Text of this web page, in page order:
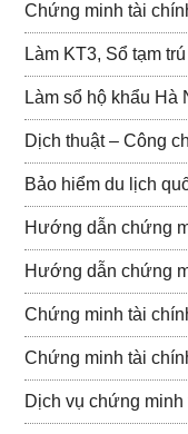
Chứng minh tài
Làm KT3, Sổ tạm
Làm sổ hộ khẩu Hà
Dịch thuật – Công
Bảo hiểm du lịch
Hướng dẫn chứng
Hướng dẫn chứng
Chứng minh tài
Chứng minh tài
Dịch vụ chứng